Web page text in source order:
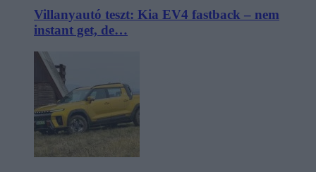
Villanyautó teszt: Kia EV4 fastback – nem
instant get, de…